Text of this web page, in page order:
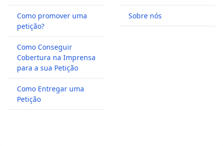
Como promover uma
petição?
Como Conseguir
Cobertura na Imprensa
para a sua Petição
Como Entregar uma
Petição
Sobre nós